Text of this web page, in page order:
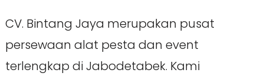
CV. Bintang Jaya merupakan pusat
persewaan alat pesta dan event
terlengkap di Jabodetabek. Kami